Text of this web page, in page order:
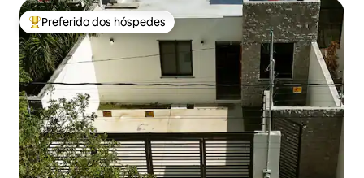
Entre os melhores preferidos dos hóspedes
Preferido dos hóspedes